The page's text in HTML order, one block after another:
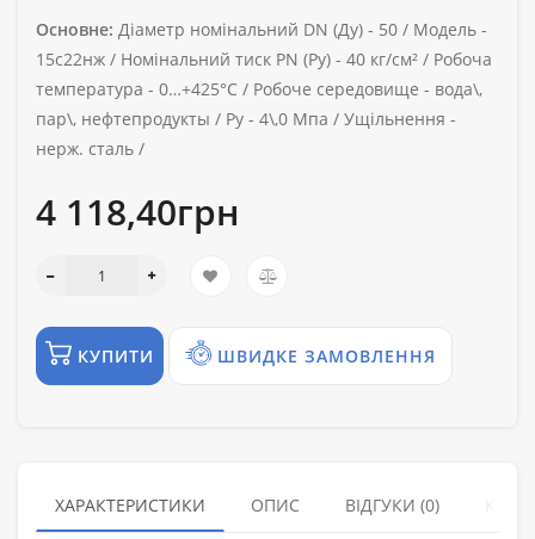
Основне: Діаметр номінальний DN (Ду) - 50 / Модель -
15с22нж / Номінальний тиск PN (Ру) - 40 кг/см² / Робоча
температура - 0…+425°С / Робоче середовище - вода\,
пар\, нефтепродукты / Ру - 4\,0 Мпа / Ущільнення -
нерж. сталь /
4 118,40грн
КУПИТИ ШВИДКЕ ЗАМОВЛЕННЯ
ХАРАКТЕРИСТИКИ ОПИС ВІДГУКИ (0)